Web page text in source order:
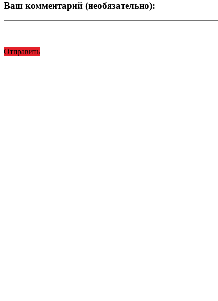
Ваш комментарий (необязательно):
Отправить